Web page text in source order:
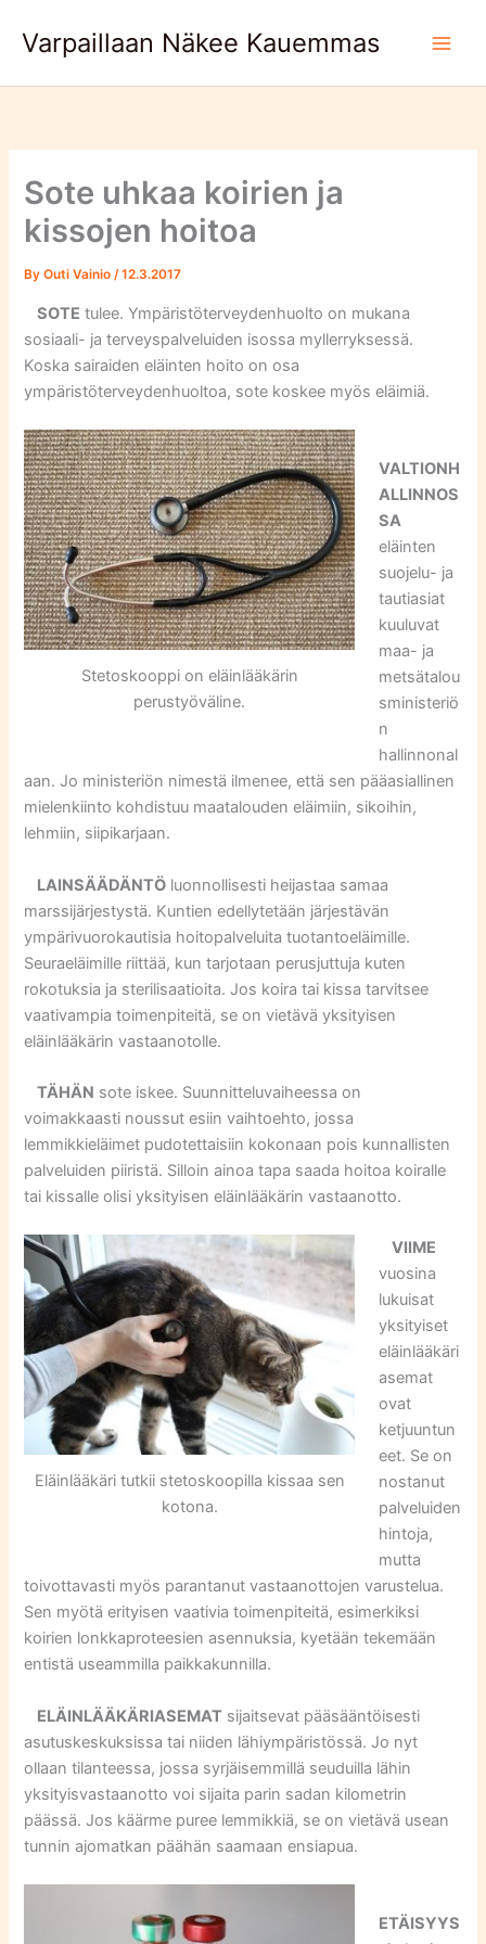
Varpaillaan Näkee Kauemmas
Sote uhkaa koirien ja
kissojen hoitoa
ByOuti Vainio/12.3.2017
SOTE tulee. Ympäristöterveydenhuolto on mukana
sosiaali- ja terveyspalveluiden isossa myllerryksessä.
Koska sairaiden eläinten hoito on osa
ympäristöterveydenhuoltoa, sote koskee myös eläimiä.
Stetoskooppi on eläinlääkärin
perustyöväline.
VALTIONH
ALLINNOS
SA
eläinten
suojelu- ja
tautiasiat
kuuluvat
maa- ja
metsätalou
sministeriö
n
hallinnonal
aan. Jo ministeriön nimestä ilmenee, että sen pääasiallinen
mielenkiinto kohdistuu maatalouden eläimiin, sikoihin,
lehmiin, siipikarjaan.
LAINSÄÄDÄNTÖ luonnollisesti heijastaa samaa
marssijärjestystä. Kuntien edellytetään järjestävän
ympärivuorokautisia hoitopalveluita tuotantoeläimille.
Seuraeläimille riittää, kun tarjotaan perusjuttuja kuten
rokotuksia ja sterilisaatioita. Jos koira tai kissa tarvitsee
vaativampia toimenpiteitä, se on vietävä yksityisen
eläinlääkärin vastaanotolle.
TÄHÄN sote iskee. Suunnitteluvaiheessa on
voimakkaasti noussut esiin vaihtoehto, jossa
lemmikkieläimet pudotettaisiin kokonaan pois kunnallisten
palveluiden piiristä. Silloin ainoa tapa saada hoitoa koiralle
tai kissalle olisi yksityisen eläinlääkärin vastaanotto.
Eläinlääkäri tutkii stetoskoopilla kissaa sen
kotona.
VIIME
vuosina
lukuisat
yksityiset
eläinlääkäri
asemat
ovat
ketjuuntun
eet. Se on
nostanut
palveluiden
hintoja,
mutta
toivottavasti myös parantanut vastaanottojen varustelua.
Sen myötä erityisen vaativia toimenpiteitä, esimerkiksi
koirien lonkkaproteesien asennuksia, kyetään tekemään
entistä useammilla paikkakunnilla.
ELÄINLÄÄKÄRIASEMAT sijaitsevat pääsääntöisesti
asutuskeskuksissa tai niiden lähiympäristössä. Jo nyt
ollaan tilanteessa, jossa syrjäisemmillä seuduilla lähin
yksityisvastaanotto voi sijaita parin sadan kilometrin
päässä. Jos käärme puree lemmikkiä, se on vietävä usean
tunnin ajomatkan päähän saamaan ensiapua.
ETÄISYYS